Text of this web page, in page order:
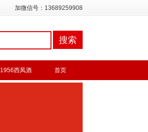
加微信号：13689259908
首页
1956西凤酒